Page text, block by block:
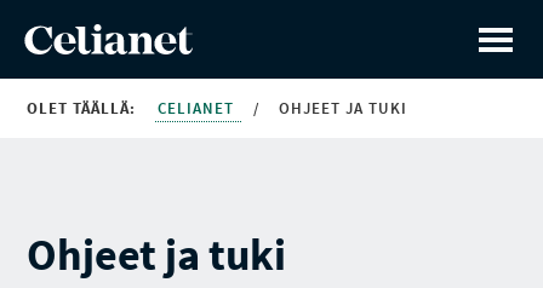
OLET TÄÄLLÄ: CELIANET / OHJEET JA TUKI
Ohjeet ja tuki